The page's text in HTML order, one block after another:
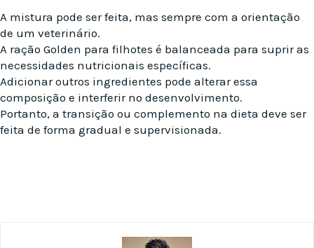
A mistura pode ser feita, mas sempre com a orientação
de um veterinário.
A ração Golden para filhotes é balanceada para suprir as
necessidades nutricionais específicas.
Adicionar outros ingredientes pode alterar essa
composição e interferir no desenvolvimento.
Portanto, a transição ou complemento na dieta deve ser
feita de forma gradual e supervisionada.